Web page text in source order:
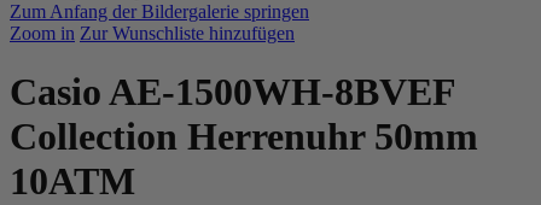
Zum Anfang der Bildergalerie springen
Zoom in Zur Wunschliste hinzufügen
Casio AE-1500WH-8BVEF
Collection Herrenuhr 50mm
10ATM